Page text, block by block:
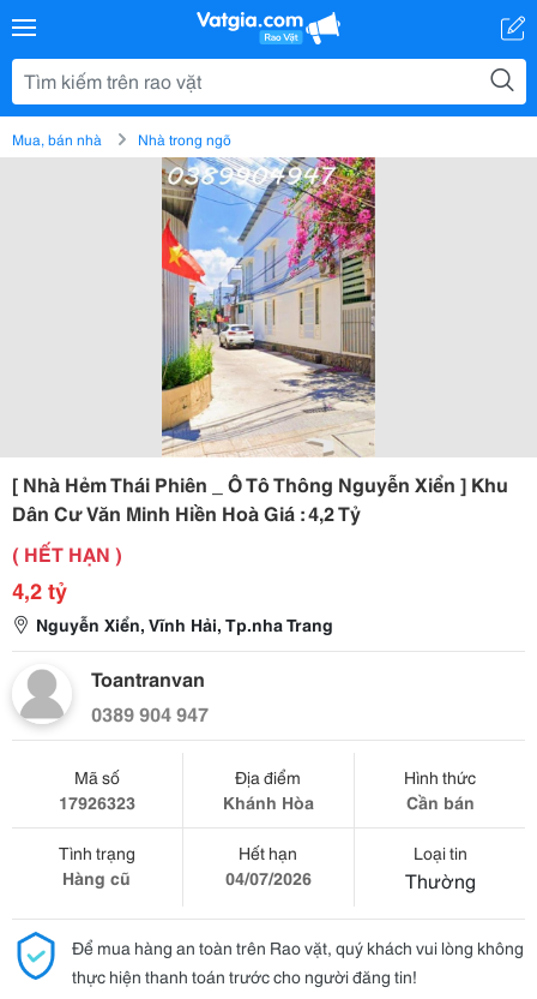
Mua, bán nhà Nhà trong ngõ
[ Nhà Hẻm Thái Phiên _ Ô Tô Thông Nguyễn Xiển ] Khu
Dân Cư Văn Minh Hiền Hoà Giá : 4,2 Tỷ
( HẾT HẠN )
4,2 tỷ
Nguyễn Xiển, Vĩnh Hải, Tp.nha Trang
Toantranvan
0389 904 947
Mã số
17926323
Địa điểm
Khánh Hòa
Hình thức
Cần bán
Tình trạng
Hàng cũ
Hết hạn
04/07/2026
Loại tin
Thường
Để mua hàng an toàn trên Rao vặt, quý khách vui lòng không
thực hiện thanh toán trước cho người đăng tin!